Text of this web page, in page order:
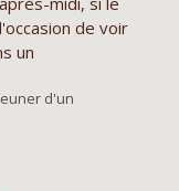
de voir
un
d'un